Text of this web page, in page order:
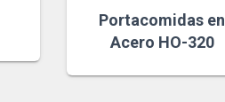
Portacomidas en
Acero HO-320